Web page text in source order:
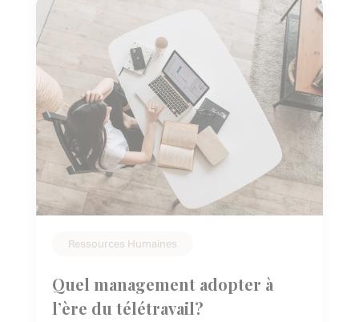
Ressources Humaines
Quel management adopter à
l’ère du télétravail?